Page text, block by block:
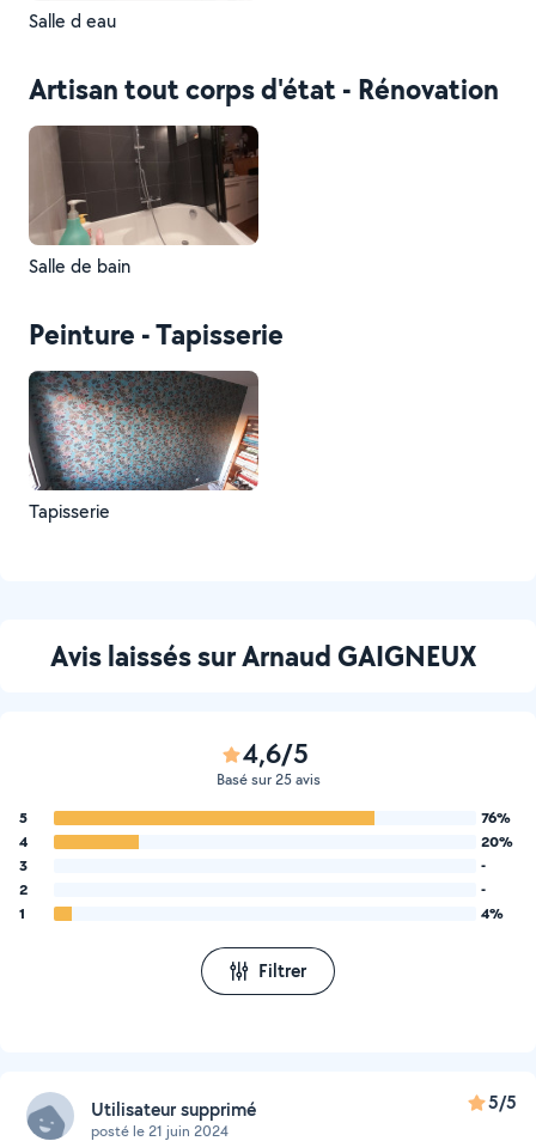
Salle d eau
Artisan tout corps d'état - Rénovation
Salle de bain
Peinture - Tapisserie
Tapisserie
Avis laissés sur Arnaud GAIGNEUX
4,6/5
Basé sur 25 avis
5
76%
4
20%
3
-
2
-
1
4%
Filtrer
Utilisateur supprimé
posté le 21 juin 2024
5/5